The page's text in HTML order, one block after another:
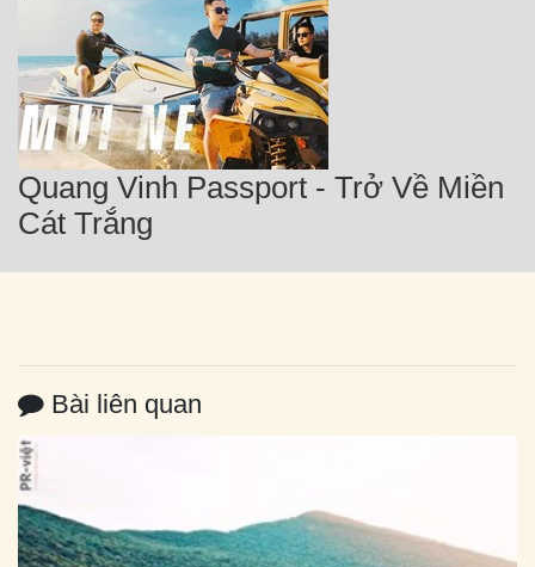
Quang Vinh Passport - Trở Về Miền
Cát Trắng
Bài liên quan